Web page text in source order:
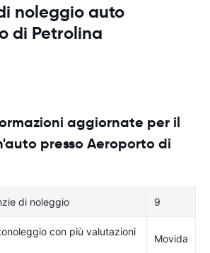
noleggio auto
di Petrolina
aggiornate per il
presso Aeroporto di
di noleggio 9
con più valutazioni
Movida